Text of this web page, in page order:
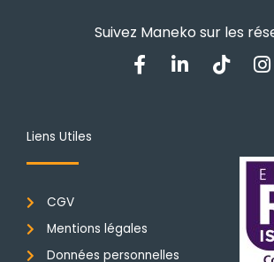
Suivez Maneko sur les
F
a
f
L
i
T
i
I
n
g
r
a
Liens Utiles
CGV
Mentions légales
Données personnelles